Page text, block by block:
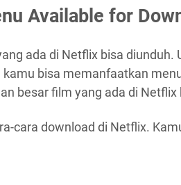
Available for
ada di Netflix bisa diunduh.
bisa memanfaatkan
besar film yang ada di Netflix
cara download di Netflix.